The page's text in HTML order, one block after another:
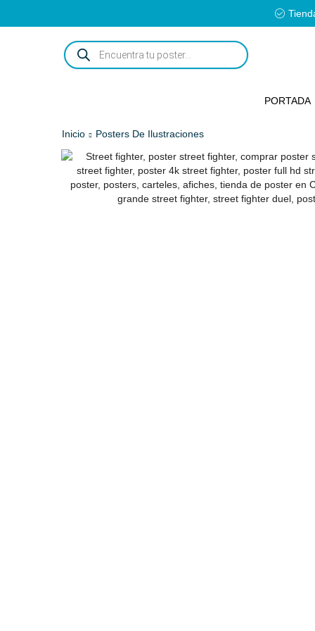
ENCUENTRA
TU
POSTER...
PORTADA
Inicio Posters De Ilustraciones